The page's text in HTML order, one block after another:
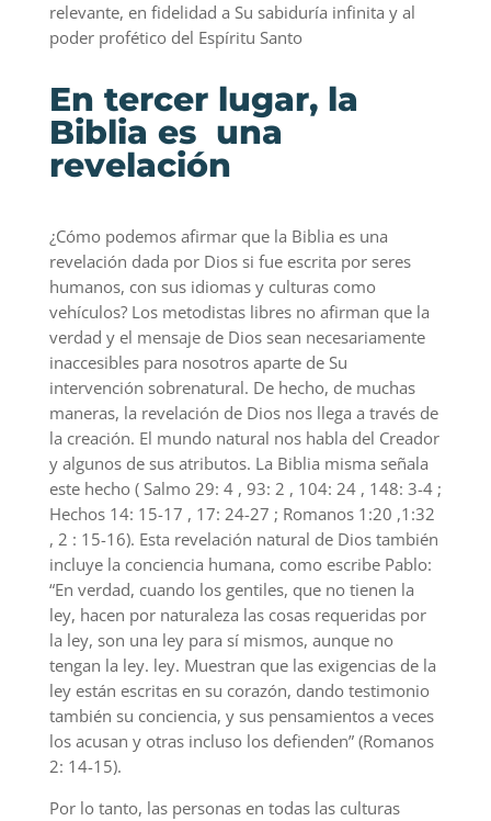
relevante, en fidelidad a Su sabiduría infinita y al
poder profético del Espíritu Santo
En tercer lugar, la
Biblia es una
revelación
¿Cómo podemos afirmar que la Biblia es una
revelación dada por Dios si fue escrita por seres
humanos, con sus idiomas y culturas como
vehículos? Los metodistas libres no afirman que la
verdad y el mensaje de Dios sean necesariamente
inaccesibles para nosotros aparte de Su
intervención sobrenatural. De hecho, de muchas
maneras, la revelación de Dios nos llega a través de
la creación. El mundo natural nos habla del Creador
y algunos de sus atributos. La Biblia misma señala
este hecho ( Salmo 29: 4 , 93: 2 , 104: 24 , 148: 3-4 ;
Hechos 14: 15-17 , 17: 24-27 ; Romanos 1:20 ,1:32
, 2 : 15-16). Esta revelación natural de Dios también
incluye la conciencia humana, como escribe Pablo:
“En verdad, cuando los gentiles, que no tienen la
ley, hacen por naturaleza las cosas requeridas por
la ley, son una ley para sí mismos, aunque no
tengan la ley. ley. Muestran que las exigencias de la
ley están escritas en su corazón, dando testimonio
también su conciencia, y sus pensamientos a veces
los acusan y otras incluso los defienden” (Romanos
2: 14-15).
Por lo tanto, las personas en todas las culturas